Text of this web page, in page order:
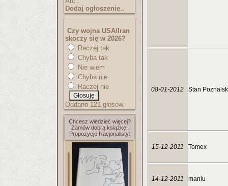
Dodaj ogłoszenie..
Czy wojna USA/Iran
skoczy się w 2026?
Raczej tak
Chyba tak
Nie wiem
Chyba nie
Raczej nie
Oddano 121 głosów.
Chcesz wiedzieć więcej?
Zamów dobrą książkę.
Propozycje Racjonalisty:
08-01-2012 Stan
15-12-2011 Tomex
14-12-2011 maniu